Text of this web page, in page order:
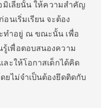
มิเลียนั้น ให้ความสำคัญ
นเริ่มเรียน จะต้อง
ะทำอยู่ ณ ขณะนั้น เพื่อ
เพื่อตอบสนองความ
ละให้โอกาสเด็กได้คิด
ยไม่จำเป็นต้องยึดติดกับ